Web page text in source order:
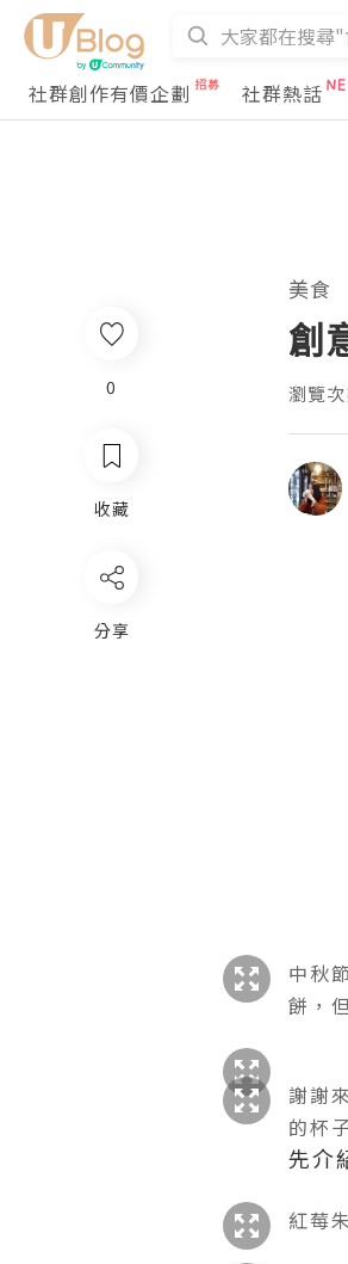
社群創作有價企劃 社群熱話
美食
創
瀏覽
中秋
餅 ，
謝謝
的杯
先介
紅莓
0
收藏
分享